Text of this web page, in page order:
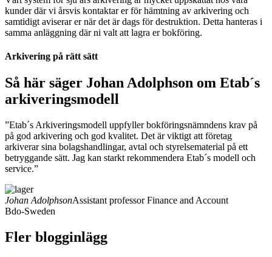
kunder där vi årsvis kontaktar er för hämtning av arkivering och
samtidigt aviserar er när det är dags för destruktion. Detta hanteras i
samma anläggning där ni valt att lagra er bokföring.
Arkivering på rätt sätt
Så här säger Johan Adolphson om Etab´s
arkiveringsmodell
”Etab´s Arkiveringsmodell uppfyller bokföringsnämndens krav på
på god arkivering och god kvalitet. Det är viktigt att företag
arkiverar sina bolagshandlingar, avtal och styrelsematerial på ett
betryggande sätt. Jag kan starkt rekommendera Etab´s modell och
service.”
Johan AdolphsonAssistant professor Finance and Account
Bdo-Sweden
Fler blogginlägg